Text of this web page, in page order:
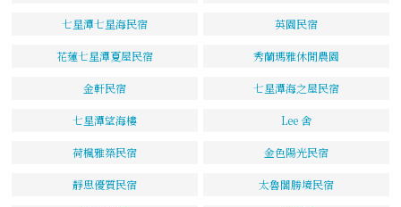
七星潭七星海民宿 英園民宿
花蓮七星潭夏屋民宿 秀蘭瑪雅休閒農園
金軒民宿 七星潭海之屋民宿
七星潭望海樓 Lee 舍
荷楓雅築民宿 金色陽光民宿
靜思優質民宿 太魯閣勝境民宿